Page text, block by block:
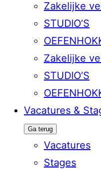
Zakelijke
STUDIO’S
Zakelijke
STUDIO’S
Vacatures &
Ga terug
Vacatures
Stages